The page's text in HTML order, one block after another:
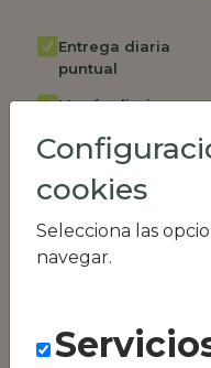
Entrega diaria
puntual
Menús diarios
Cambio de menú
semanalmente
Factura única
Acceso individual
Panel de control
cookies
Selecciona las
navegar.